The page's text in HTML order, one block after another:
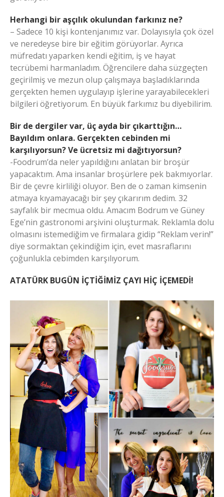
Herhangi bir aşçılık okulundan farkınız ne?
– Sadece 10 kişi kontenjanımız var. Dolayısıyla çok özel
ve neredeyse bire bir eğitim görüyorlar. Ayrıca
müfredatı yaparken kendi eğitim, iş ve hayat
tecrübemi harmanladım. Öğrencilere daha süzgeçten
geçirilmiş ve mezun olup çalışmaya başladıklarında
gerçekten hemen uygulayıp işlerine yarayabilecekleri
bilgileri öğretiyorum. En büyük farkımız bu diyebilirim.
Bir de dergiler var, üç ayda bir çıkarttığın…
Bayıldım onlara. Gerçekten cebinden mi
karşılıyorsun? Ve ücretsiz mi dağıtıyorsun?
-Foodrum’da neler yapıldığını anlatan bir broşür
yapacaktım. Ama insanlar broşürlere pek bakmıyorlar.
Bir de çevre kirliliği oluyor. Ben de o zaman kimsenin
atmaya kıyamayacağı bir şey çıkarırım dedim. 32
sayfalık bir mecmua oldu. Amacım Bodrum ve Güney
Ege’nin gastronomi arşivini oluşturmak. Reklamla dolu
olmasını istemediğim ve firmalara gidip “Reklam verin!”
diye sormaktan çekindiğim için, evet masraflarını
çoğunlukla cebimden karşılıyorum.
ATATÜRK BUGÜN İÇTİĞİMİZ ÇAYI HİÇ İÇEMEDİ!